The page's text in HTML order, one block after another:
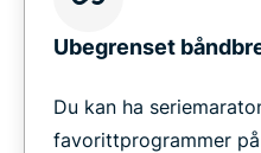
Ubegrenset
Du kan ha
favorittprogrammer